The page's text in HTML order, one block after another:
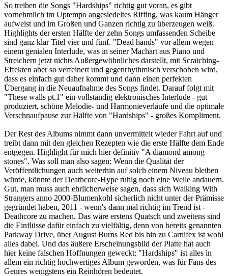
So treiben die Songs "Hardships" richtig gut voran, es gibt
vornehmlich im Uptempo angesiedeltes Riffing, was kaum Hänger
aufweist und im Großen und Ganzen richtig zu überzeugen weiß.
Highlights der ersten Hälfte der zehn Songs umfassenden Scheibe
sind ganz klar Titel vier und fünf. "Dead hands" vor allem wegen
einem genialen Interlude, was in seiner Machart aus Piano und
Streichern jetzt nichts Außergewöhnliches darstellt, mit Scratching-
Effekten aber so verfeinert und gegenrhythmisch verschoben wird,
dass es einfach gut daher kommt und dann einen perfekten
Übergang in die Neuaufnahme des Songs findet. Darauf folgt mit
"These walls pt.1" ein vollständig elektronisches Interlude - gut
produziert, schöne Melodie- und Harmonieverläufe und die optimale
Verschnaufpause zur Hälfte von "Hardships" - großes Kompliment.
Der Rest des Albums nimmt dann unvermittelt wieder Fahrt auf und
treibt dann mit den gleichen Rezepten wie die erste Hälfte dem Ende
entgegen. Highlight für mich hier definitiv "A diamond among
stones". Was soll man also sagen: Wenn die Qualität der
Veröffentlichungen auch weiterhin auf solch einem Niveau bleiben
würde, könnte der Deathcore-Hype ruhig noch eine Weile andauern.
Gut, man muss auch ehrlicherweise sagen, dass sich Walking With
Strangers anno 2000-Blumenkohl sicherlich nicht unter der Prämisse
gegründet haben, 2011 - wenn's dann mal richtig im Trend ist -
Deathcore zu machen. Das wäre erstens Quatsch und zweitens sind
die Einflüsse dafür einfach zu vielfältig, denn von bereits genannten
Parkway Drive, über August Burns Red bis hin zu Carnifex ist wohl
alles dabei. Und das äußere Erscheinungsbild der Platte hat auch
hier keine falschen Hoffnungen geweckt: "Hardships" ist alles in
allem ein richtig hochwertiges Album geworden, was für Fans des
Genres wenigstens ein Reinhören bedeutet.